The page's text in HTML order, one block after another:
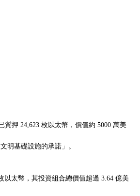
質押 24,623 枚以太幣，價值約 5000 萬美
明基礎設施的承諾」。
以太幣，其投資組合總價值超過 3.64 億美